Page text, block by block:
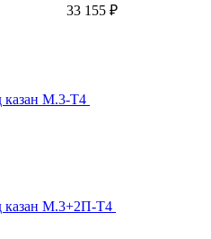
33 155 ₽
казан М.3-Т4
казан М.3+2П-Т4